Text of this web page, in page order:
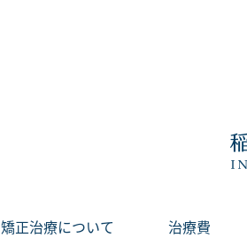
矯正治療について 治療費